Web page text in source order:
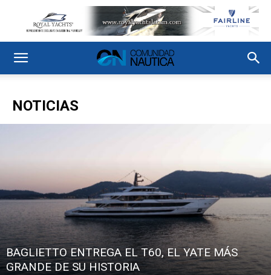
NOTICIAS
BAGLIETTO ENTREGA EL T60, EL YATE MÁS
GRANDE DE SU HISTORIA